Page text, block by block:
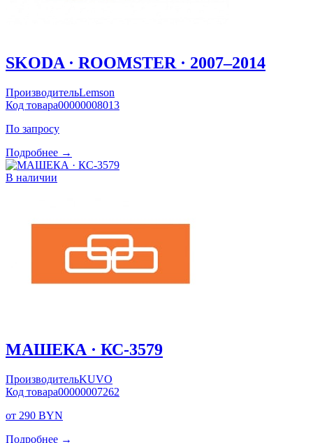
SKODA · ROOMSTER · 2007–2014
ПроизводительLemson
Код товара00000008013
По запросу
Подробнее →
В наличии
МАШЕКА · КС-3579
ПроизводительKUVO
Код товара00000007262
от 290 BYN
Подробнее →